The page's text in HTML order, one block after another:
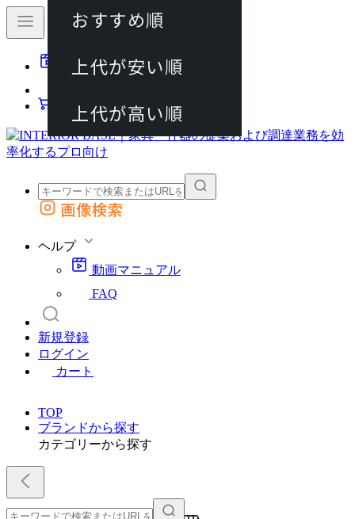
動画マニュアル
カート
外部サイトの商品をカートに追加
画像検索
ヘルプ
動画マニュアル
FAQ
新規登録
ログイン
カート
TOP
ブランドから探す
カテゴリーから探す
おすすめ順
上代が安い順
上代が高い順